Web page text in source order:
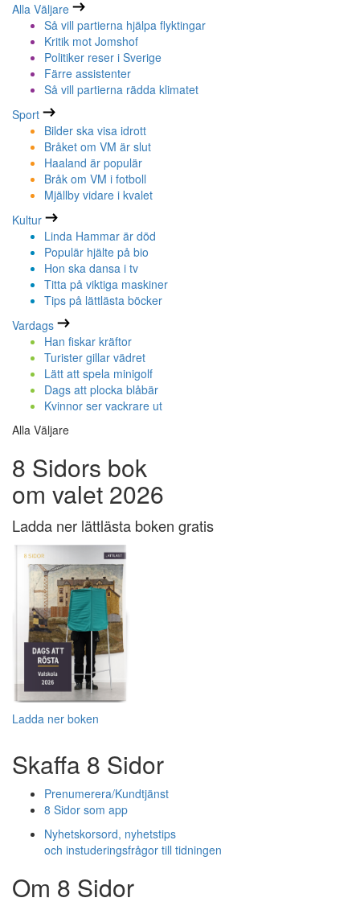
Alla Väljare
Så vill partierna hjälpa flyktingar
Kritik mot Jomshof
Politiker reser i Sverige
Färre assistenter
Så vill partierna rädda klimatet
Sport
Bilder ska visa idrott
Bråket om VM är slut
Haaland är populär
Bråk om VM i fotboll
Mjällby vidare i kvalet
Kultur
Linda Hammar är död
Populär hjälte på bio
Hon ska dansa i tv
Titta på viktiga maskiner
Tips på lättlästa böcker
Vardags
Han fiskar kräftor
Turister gillar vädret
Lätt att spela minigolf
Dags att plocka blåbär
Kvinnor ser vackrare ut
Alla Väljare
8 Sidors bok
om valet 2026
Ladda ner lättlästa boken gratis
Ladda ner boken
Skaffa 8 Sidor
Prenumerera/Kundtjänst
8 Sidor som app
Nyhetskorsord, nyhetstips
och instuderingsfrågor till tidningen
Om 8 Sidor